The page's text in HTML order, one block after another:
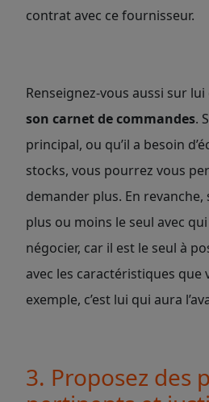
contrat avec ce fournisseur.
Renseignez-vous aussi sur
son carnet de commandes.
principal, ou qu’il a besoin
stocks, vous pourrez vous
demander plus. En
plus ou moins le seul avec
négocier, car il est le seul à
avec les caractéristiques que
exemple, c’est lui qui aura
3. Proposez des